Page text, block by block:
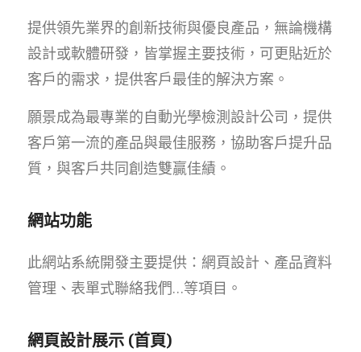
提供領先業界的創新技術與優良產品，無論機構
設計或軟體研發，皆掌握主要技術，可更貼近於
客戶的需求，提供客戶最佳的解決方案。
願景成為最專業的自動光學檢測設計公司，提供
客戶第一流的產品與最佳服務，協助客戶提升品
質，與客戶共同創造雙贏佳績。
網站功能
此網站系統開發主要提供：網頁設計、產品資料
管理、表單式聯絡我們…等項目。
網頁設計展示 (首頁)